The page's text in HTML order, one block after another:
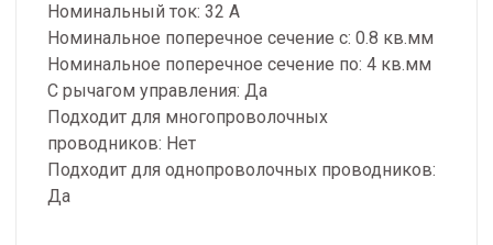
Номинальный ток: 32 А
Номинальное поперечное сечение с: 0.8 кв.мм
Номинальное поперечное сечение по: 4 кв.мм
С рычагом управления: Да
Подходит для многопроволочных
проводников: Нет
Подходит для однопроволочных проводников:
Да